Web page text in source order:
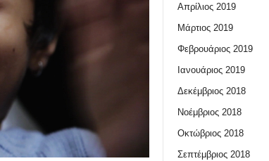
Απρίλιος 2019
Μάρτιος 2019
Φεβρουάριος 2019
Ιανουάριος 2019
Δεκέμβριος 2018
Νοέμβριος 2018
Οκτώβριος 2018
Σεπτέμβριος 2018